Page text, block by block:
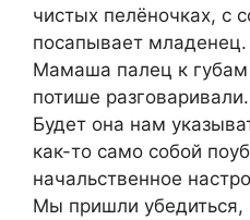
чистых пелёночках, с
посапывает младенец.
Мамаша палец к
потише разговаривали.
Будет она нам
как-то само собой
начальственное
Мы пришли убедиться,